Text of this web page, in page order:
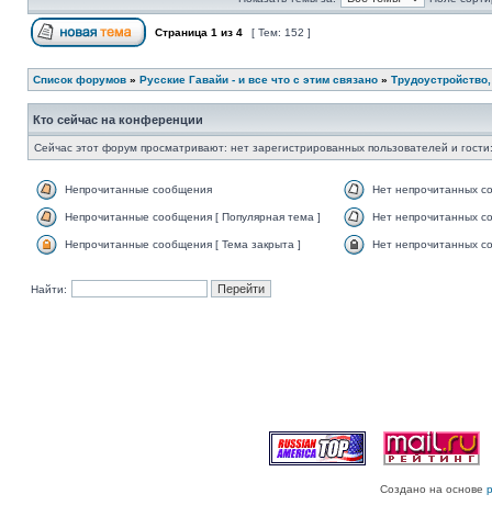
Страница 1 из 4 [ Тем: 152 ]
Список форумов » Русские Гавайи - и все что с этим связано »
Кто сейчас на конференции
Сейчас этот форум просматривают: нет зарегистрированных пользователей и
Непрочитанные сообщения Нет непрочитанных
Непрочитанные сообщения [ Популярная тема ] Нет непрочитанных
Непрочитанные сообщения [ Тема закрыта ] Нет непрочитанных
Найти:
Создано на основе